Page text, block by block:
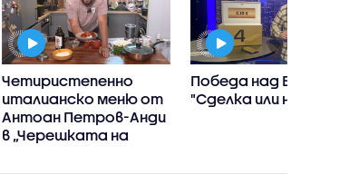
Четиристепенно
италианско меню от
Антоан Петров-Анди
в „Черешката на
Победа над Банкера в
"Сделка или не"